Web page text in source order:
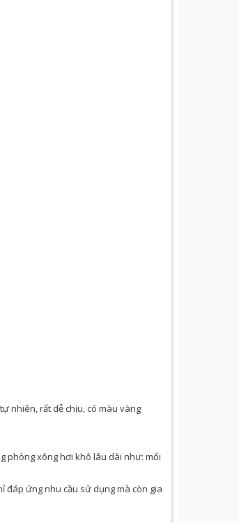
nhiên, rất dễ chịu, có màu vàng
phòng xông hơi khô lâu dài như: mối
đáp ứng nhu cầu sử dụng mà còn gia